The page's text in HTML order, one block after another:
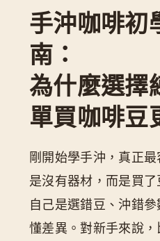
先解決新手卡點
為什麼選練功包
第一包豆怎麼選
8 款豆子介紹
適合什麼人
怎麼練才會進步
手沖咖啡初
南：
為什麼選擇
單買咖啡豆
剛開始學手沖，真正
是沒有器材，而是買
自己是選錯豆、沖錯
懂差異。對新手來說